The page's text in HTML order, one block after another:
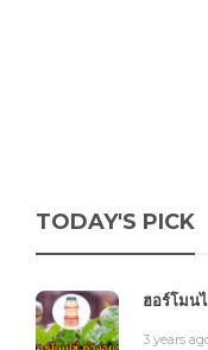
TODAY'S PICK
ฮอร์โมน
3 years